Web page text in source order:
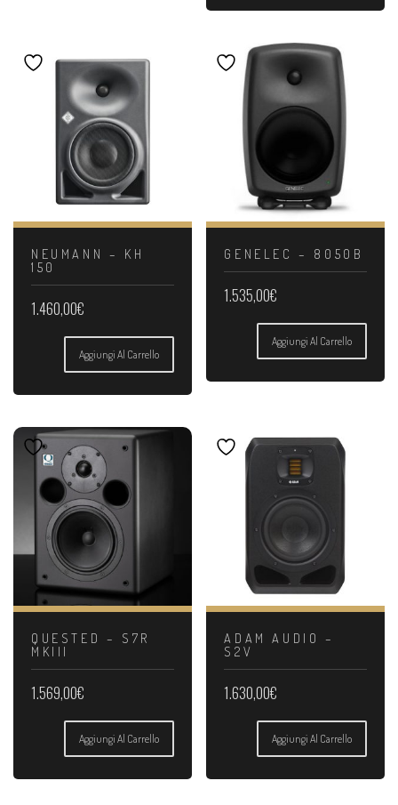
NEUMANN – KH
150
1.460,00€
Aggiungi Al Carrello
GENELEC – 8050B
1.535,00€
Aggiungi Al Carrello
QUESTED – S7R
MKIII
1.569,00€
Aggiungi Al Carrello
ADAM AUDIO –
S2V
1.630,00€
Aggiungi Al Carrello